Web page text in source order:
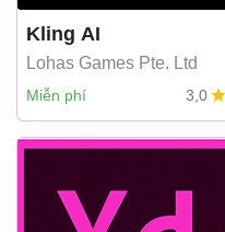
Kling AI
Lohas Games Pte. Ltd
Miễn phí 3,0